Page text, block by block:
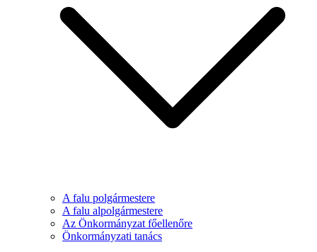
A falu polgármestere
A falu alpolgármestere
Az Önkormányzat főellenőre
Önkormányzati tanács